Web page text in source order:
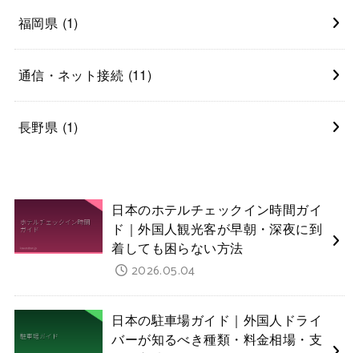
福岡県 (1)
通信・ネット接続 (11)
長野県 (1)
日本のホテルチェックイン時間ガイ
ド｜外国人観光客が早朝・深夜に到
着しても困らない方法
2026.05.04
日本の駐車場ガイド｜外国人ドライ
バーが知るべき種類・料金相場・支